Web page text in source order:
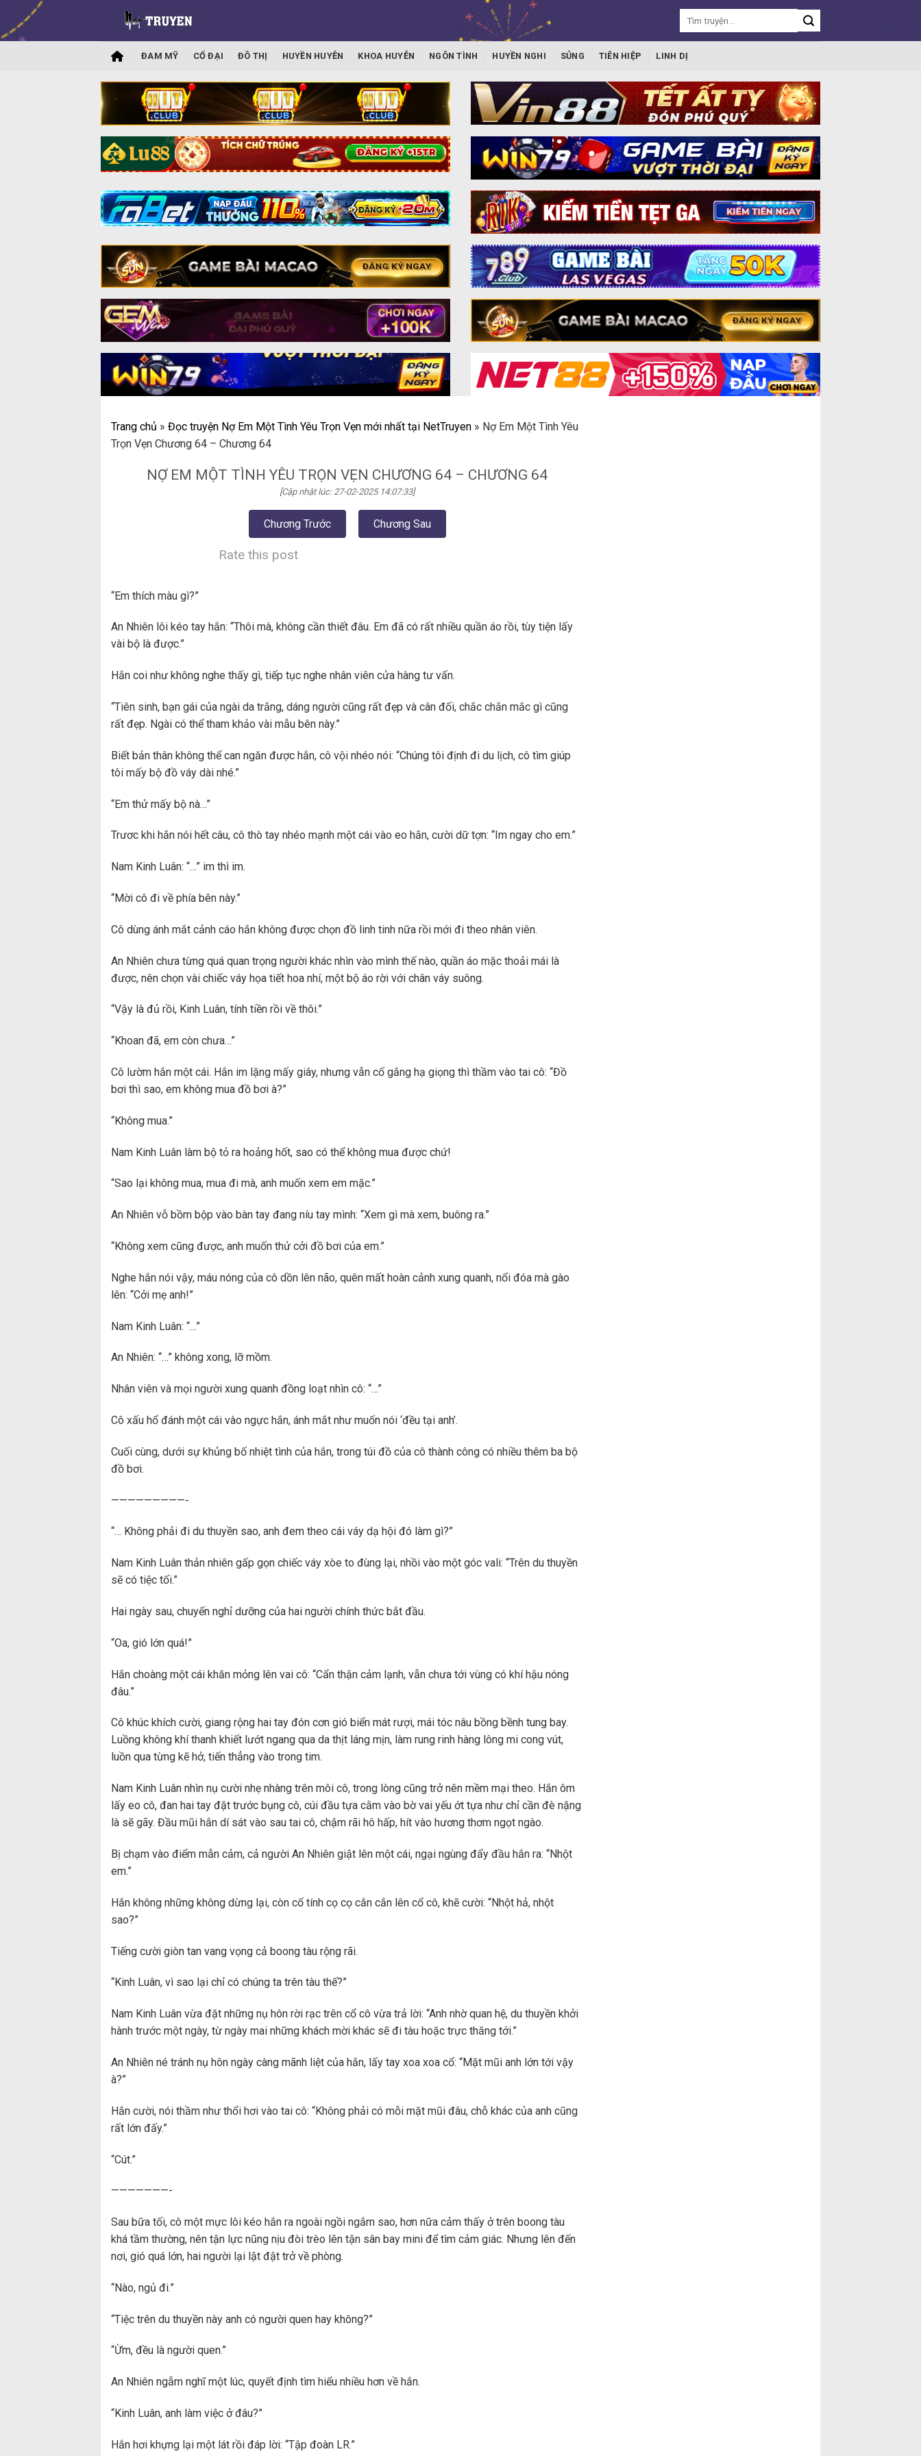
ĐAM MỸ CỔ ĐẠI ĐÔ THỊ HUYỀN HUYỄN KHOA HUYỄN NGÔN TÌNH HUYỀN NGHI SỦNG TIÊN HIỆP LINH DỊ
Trang chủ » Đọc truyện Nợ Em Một Tình Yêu Trọn Vẹn mới nhất tại NetTruyen » Nợ Em Một Tình Yêu
Trọn Vẹn Chương 64 – Chương 64
NỢ EM MỘT TÌNH YÊU TRỌN VẸN CHƯƠNG 64 – CHƯƠNG 64
[Cập nhật lúc: 27-02-2025 14:07:33]
Chương Trước Chương Sau
Rate this post
“Em thích màu gì?”
An Nhiên lôi kéo tay hắn: “Thôi mà, không cần thiết đâu. Em đã có rất nhiều quần áo rồi, tùy tiện lấy
vài bộ là được.”
Hắn coi như không nghe thấy gì, tiếp tục nghe nhân viên cửa hàng tư vấn.
“Tiên sinh, bạn gái của ngài da trắng, dáng người cũng rất đẹp và cân đối, chắc chắn mắc gì cũng
rất đẹp. Ngài có thể tham khảo vài mẫu bên này.”
Biết bản thân không thể can ngăn được hắn, cô vội nhéo nói: “Chúng tôi định đi du lịch, cô tìm giúp
tôi mấy bộ đồ váy dài nhé.”
“Em thử mấy bộ nà…”
Trươc khi hắn nói hết câu, cô thò tay nhéo mạnh một cái vào eo hắn, cười dữ tợn: “Im ngay cho em.”
Nam Kinh Luân: “…” im thì im.
“Mời cô đi về phía bên này.”
Cô dùng ánh mắt cảnh cáo hắn không được chọn đồ linh tinh nữa rồi mới đi theo nhân viên.
An Nhiên chưa từng quá quan trọng người khác nhìn vào mình thế nào, quần áo mặc thoải mái là
được, nên chọn vài chiếc váy họa tiết hoa nhí, một bộ áo rời với chân váy suông.
“Vậy là đủ rồi, Kinh Luân, tính tiền rồi về thôi.”
“Khoan đã, em còn chưa…”
Cô lườm hắn một cái. Hắn im lặng mấy giây, nhưng vẫn cố gắng hạ giọng thì thầm vào tai cô: “Đồ
bơi thì sao, em không mua đồ bơi à?”
“Không mua.”
Nam Kinh Luân làm bộ tỏ ra hoảng hốt, sao có thể không mua được chứ!
“Sao lại không mua, mua đi mà, anh muốn xem em mặc.”
An Nhiên vỗ bồm bộp vào bàn tay đang níu tay mình: “Xem gì mà xem, buông ra.”
“Không xem cũng được, anh muốn thử cởi đồ bơi của em.”
Nghe hắn nói vậy, máu nóng của cô dồn lên não, quên mất hoàn cảnh xung quanh, nổi đóa mà gào
lên: “Cởi mẹ anh!”
Nam Kinh Luân: “…”
An Nhiên: “…” không xong, lỡ mồm.
Nhân viên và mọi người xung quanh đồng loạt nhìn cô: “…”
Cô xấu hổ đánh một cái vào ngực hắn, ánh mắt như muốn nói ‘đều tại anh’.
Cuối cùng, dưới sự khủng bố nhiệt tình của hắn, trong túi đồ của cô thành công có nhiều thêm ba bộ
đồ bơi.
—————————-
“… Không phải đi du thuyền sao, anh đem theo cái váy dạ hội đó làm gì?”
Nam Kinh Luân thản nhiên gấp gọn chiếc váy xòe to đùng lại, nhồi vào một góc vali: “Trên du thuyền
sẽ có tiệc tối.”
Hai ngày sau, chuyến nghỉ dưỡng của hai người chính thức bắt đầu.
“Oa, gió lớn quá!”
Hắn choàng một cái khăn mỏng lên vai cô: “Cẩn thận cảm lạnh, vẫn chưa tới vùng có khí hậu nóng
đâu.”
Cô khúc khích cười, giang rộng hai tay đón cơn gió biển mát rượi, mái tóc nâu bồng bềnh tung bay.
Luồng không khí thanh khiết lướt ngang qua da thịt láng mịn, làm rung rinh hàng lông mi cong vút,
luồn qua từng kẽ hở, tiến thẳng vào trong tim.
Nam Kinh Luân nhìn nụ cười nhẹ nhàng trên môi cô, trong lòng cũng trở nên mềm mại theo. Hắn ôm
lấy eo cô, đan hai tay đặt trước bụng cô, cúi đầu tựa cằm vào bờ vai yếu ớt tựa như chỉ cần đè nặng
là sẽ gãy. Đầu mũi hắn dí sát vào sau tai cô, chậm rãi hô hấp, hít vào hương thơm ngọt ngào.
Bị chạm vào điểm mẫn cảm, cả người An Nhiên giật lên một cái, ngại ngùng đẩy đầu hắn ra: “Nhột
em.”
Hắn không những không dừng lại, còn cố tính cọ cọ cắn cắn lên cổ cô, khẽ cười: “Nhột hả, nhột
sao?”
Tiếng cười giòn tan vang vọng cả boong tàu rộng rãi.
“Kinh Luân, vì sao lại chỉ có chúng ta trên tàu thế?”
Nam Kinh Luân vừa đặt những nụ hôn rời rạc trên cổ cô vừa trả lời: “Anh nhờ quan hệ, du thuyền khởi
hành trước một ngày, từ ngày mai những khách mời khác sẽ đi tàu hoặc trực thăng tới.”
An Nhiên né tránh nụ hôn ngày càng mãnh liệt của hắn, lấy tay xoa xoa cổ: “Mặt mũi anh lớn tới vậy
à?”
Hắn cười, nói thầm như thổi hơi vào tai cô: “Không phải có mỗi mặt mũi đâu, chỗ khác của anh cũng
rất lớn đấy.”
“Cút.”
———————-
Sau bữa tối, cô một mực lôi kéo hắn ra ngoài ngồi ngắm sao, hơn nữa cảm thấy ở trên boong tàu
khá tầm thường, nên tận lực nũng nịu đòi trèo lên tận sân bay mini để tìm cảm giác. Nhưng lên đến
nơi, gió quá lớn, hai người lại lật đật trở về phòng.
“Nào, ngủ đi.”
“Tiệc trên du thuyền này anh có người quen hay không?”
“Ừm, đều là người quen.”
An Nhiên ngẫm nghĩ một lúc, quyết định tìm hiểu nhiều hơn về hắn.
“Kinh Luân, anh làm việc ở đâu?”
Hắn hơi khựng lại một lát rồi đáp lời: “Tập đoàn LR.”